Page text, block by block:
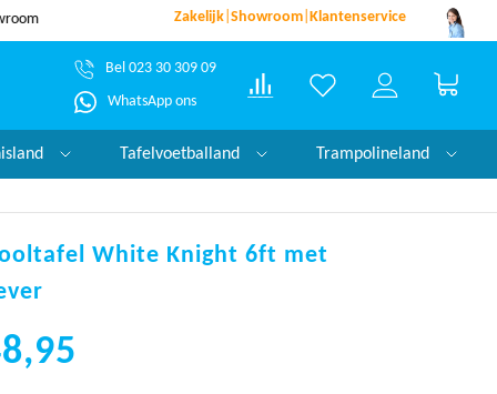
White Knight 6ft met
dezelfde werkdag verzonden*
Zakelijk Showroom Klantenservice
Bel 023 30 309 09
WhatsApp ons
Tafelvoetballand Trampolineland